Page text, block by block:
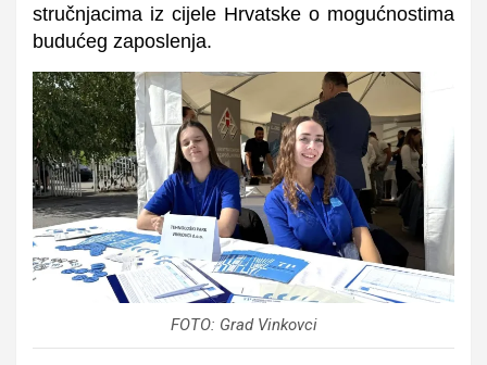
stručnjacima iz cijele Hrvatske o mogućnostima
budućeg zaposlenja.
FOTO: Grad Vinkovci